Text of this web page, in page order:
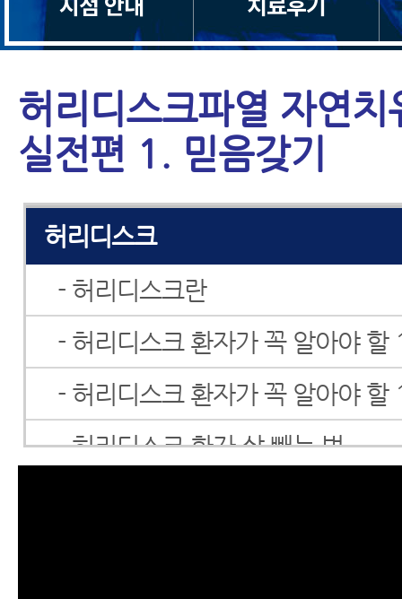
허리디스크파열 자연치
실전편 1. 믿음갖기
척수증
경추관협착증
허리디스크
- 허리디스크란
- 허리디스크 환자가 꼭 알아야 할
- 허리디스크 환자가 꼭 알아야 할
- 허리디스크 환자 살 빼는 법